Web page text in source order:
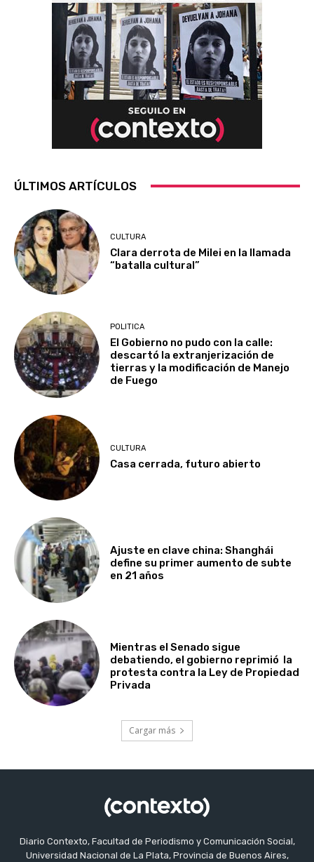
ÚLTIMOS ARTÍCULOS
CULTURA
Clara derrota de Milei en la llamada
“batalla cultural”
POLITICA
El Gobierno no pudo con la calle:
descartó la extranjerización de
tierras y la modificación de Manejo
de Fuego
CULTURA
Casa cerrada, futuro abierto
Ajuste en clave china: Shanghái
define su primer aumento de subte
en 21 años
Mientras el Senado sigue
debatiendo, el gobierno reprimió la
protesta contra la Ley de Propiedad
Privada
Cargar más
Diario Contexto, Facultad de Periodismo y Comunicación Social,
Universidad Nacional de La Plata, Provincia de Buenos Aires,